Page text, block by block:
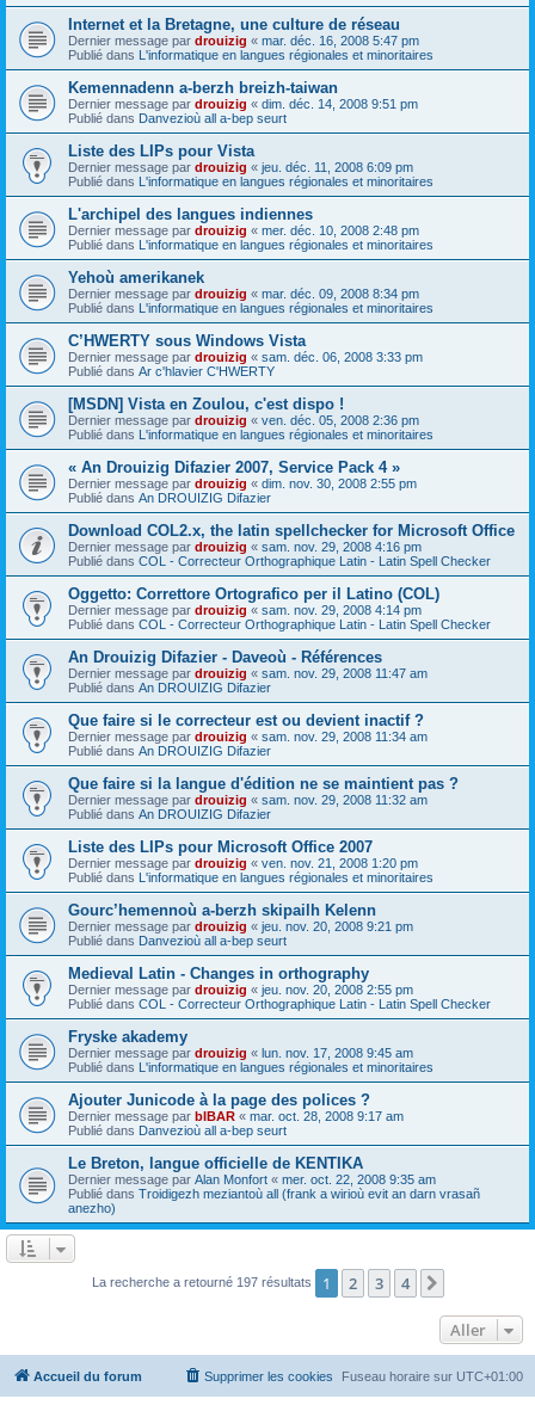
Internet et la Bretagne, une culture de réseau
Dernier message par drouizig « mar. déc. 16, 2008 5:47 pm
Publié dans L'informatique en langues régionales et minoritaires
Kemennadenn a-berzh breizh-taiwan
Dernier message par drouizig « dim. déc. 14, 2008 9:51 pm
Publié dans Danvezioù all a-bep seurt
Liste des LIPs pour Vista
Dernier message par drouizig « jeu. déc. 11, 2008 6:09 pm
Publié dans L'informatique en langues régionales et minoritaires
L'archipel des langues indiennes
Dernier message par drouizig « mer. déc. 10, 2008 2:48 pm
Publié dans L'informatique en langues régionales et minoritaires
Yehoù amerikanek
Dernier message par drouizig « mar. déc. 09, 2008 8:34 pm
Publié dans L'informatique en langues régionales et minoritaires
C’HWERTY sous Windows Vista
Dernier message par drouizig « sam. déc. 06, 2008 3:33 pm
Publié dans Ar c'hlavier C'HWERTY
[MSDN] Vista en Zoulou, c'est dispo !
Dernier message par drouizig « ven. déc. 05, 2008 2:36 pm
Publié dans L'informatique en langues régionales et minoritaires
« An Drouizig Difazier 2007, Service Pack 4 »
Dernier message par drouizig « dim. nov. 30, 2008 2:55 pm
Publié dans An DROUIZIG Difazier
Download COL2.x, the latin spellchecker for Microsoft Office
Dernier message par drouizig « sam. nov. 29, 2008 4:16 pm
Publié dans COL - Correcteur Orthographique Latin - Latin Spell Checker
Oggetto: Correttore Ortografico per il Latino (COL)
Dernier message par drouizig « sam. nov. 29, 2008 4:14 pm
Publié dans COL - Correcteur Orthographique Latin - Latin Spell Checker
An Drouizig Difazier - Daveoù - Références
Dernier message par drouizig « sam. nov. 29, 2008 11:47 am
Publié dans An DROUIZIG Difazier
Que faire si le correcteur est ou devient inactif ?
Dernier message par drouizig « sam. nov. 29, 2008 11:34 am
Publié dans An DROUIZIG Difazier
Que faire si la langue d'édition ne se maintient pas ?
Dernier message par drouizig « sam. nov. 29, 2008 11:32 am
Publié dans An DROUIZIG Difazier
Liste des LIPs pour Microsoft Office 2007
Dernier message par drouizig « ven. nov. 21, 2008 1:20 pm
Publié dans L'informatique en langues régionales et minoritaires
Gourc’hemennoù a-berzh skipailh Kelenn
Dernier message par drouizig « jeu. nov. 20, 2008 9:21 pm
Publié dans Danvezioù all a-bep seurt
Medieval Latin - Changes in orthography
Dernier message par drouizig « jeu. nov. 20, 2008 2:55 pm
Publié dans COL - Correcteur Orthographique Latin - Latin Spell Checker
Fryske akademy
Dernier message par drouizig « lun. nov. 17, 2008 9:45 am
Publié dans L'informatique en langues régionales et minoritaires
Ajouter Junicode à la page des polices ?
Dernier message par bIBAR « mar. oct. 28, 2008 9:17 am
Publié dans Danvezioù all a-bep seurt
Le Breton, langue officielle de KENTIKA
Dernier message par Alan Monfort « mer. oct. 22, 2008 9:35 am
Publié dans Troidigezh meziantoù all (frank a wirioù evit an darn vrasañ
anezho)
La recherche a retourné 197 résultats 1 2 3 4
Aller
Accueil du forum Fuseau horaire sur UTC+01:00
Supprimer les cookies